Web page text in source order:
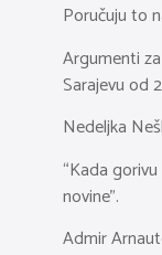
Poručuju to
Argumenti
Sarajevu od
Nedeljka
“Kada
novine”.
Admir